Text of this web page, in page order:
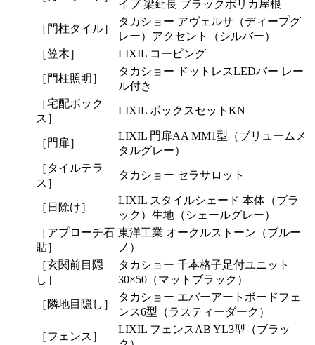
イプ 梁延長 ブラックポリカ屋根
［門柱タイル］
タカショー アヴェルサ（ディープグ
レー）アクセント（シルバー）
［笠木］
LIXIL コーピング
［門柱照明］
タカショー ドットレスLEDバー レー
ル付き
［宅配ボック
ス］
LIXIL ボックスセットKN
［門扉］
LIXIL 門扉AA MM1型（ブリュームメ
タルグレー）
［タイルテラ
ス］
タカショー セラサロット
［日除け］
LIXIL スタイルシェード 本体（ブラ
ック）生地（シェールグレー）
［アプローチ石
貼］
東洋工業 オークルストーン（ブルー
ノ）
［玄関前目隠
し］
タカショー 千本格子足付ユニット
30×50（マットブラック）
［隣地目隠し］
タカショー エバーアートボードフェ
ンス6型（ラスティーダーク）
［フェンス］
LIXIL フェンスAB YL3型（ブラッ